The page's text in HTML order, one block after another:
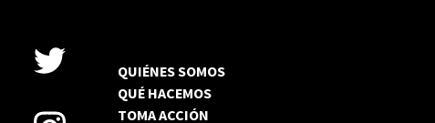
QUIÉNES SOMOS
QUÉ HACEMOS
TOMA ACCIÓN